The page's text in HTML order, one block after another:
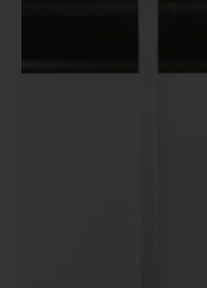
この記事を書いた市